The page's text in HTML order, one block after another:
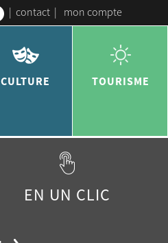
| contact | mon compte
CULTURE TOURISME
EN UN CLIC